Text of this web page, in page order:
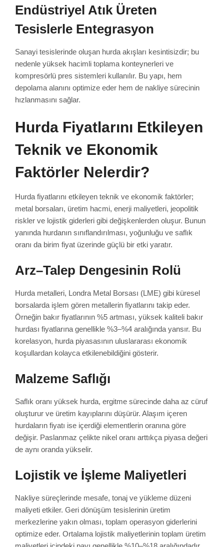
Endüstriyel Atık Üreten
Tesislerle Entegrasyon
Sanayi tesislerinde oluşan hurda akışları kesintisizdir; bu
nedenle yüksek hacimli toplama konteynerleri ve
kompresörlü pres sistemleri kullanılır. Bu yapı, hem
depolama alanını optimize eder hem de nakliye sürecinin
hızlanmasını sağlar.
Hurda Fiyatlarını Etkileyen
Teknik ve Ekonomik
Faktörler Nelerdir?
Hurda fiyatlarını etkileyen teknik ve ekonomik faktörler;
metal borsaları, üretim hacmi, enerji maliyetleri, jeopolitik
riskler ve lojistik giderleri gibi değişkenlerden oluşur. Bunun
yanında hurdanın sınıflandırılması, yoğunluğu ve saflık
oranı da birim fiyat üzerinde güçlü bir etki yaratır.
Arz–Talep Dengesinin Rolü
Hurda metalleri, Londra Metal Borsası (LME) gibi küresel
borsalarda işlem gören metallerin fiyatlarını takip eder.
Örneğin bakır fiyatlarının %5 artması, yüksek kaliteli bakır
hurdası fiyatlarına genellikle %3–%4 aralığında yansır. Bu
korelasyon, hurda piyasasının uluslararası ekonomik
koşullardan kolayca etkilenebildiğini gösterir.
Malzeme Saflığı
Saflık oranı yüksek hurda, ergitme sürecinde daha az cüruf
oluşturur ve üretim kayıplarını düşürür. Alaşım içeren
hurdaların fiyatı ise içerdiği elementlerin oranına göre
değişir. Paslanmaz çelikte nikel oranı arttıkça piyasa değeri
de aynı oranda yükselir.
Lojistik ve İşleme Maliyetleri
Nakliye süreçlerinde mesafe, tonaj ve yükleme düzeni
maliyeti etkiler. Geri dönüşüm tesislerinin üretim
merkezlerine yakın olması, toplam operasyon giderlerini
optimize eder. Ortalama lojistik maliyetlerinin toplam üretim